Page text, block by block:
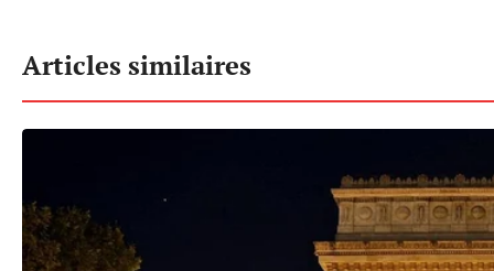
Articles similaires